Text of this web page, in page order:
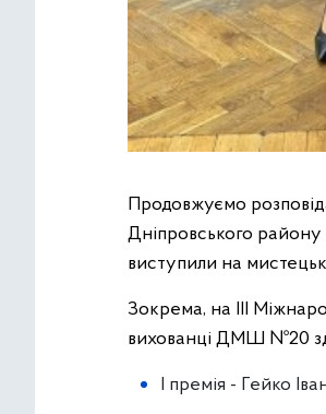
Продовжуємо
Дніпровського району
виступили на
Зокрема, на ІІІ
вихованці ДМШ №20
І премія - Гейко